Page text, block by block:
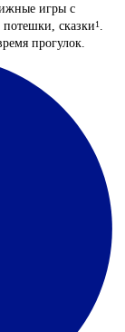
игры с
сказки 1.
прогулок.